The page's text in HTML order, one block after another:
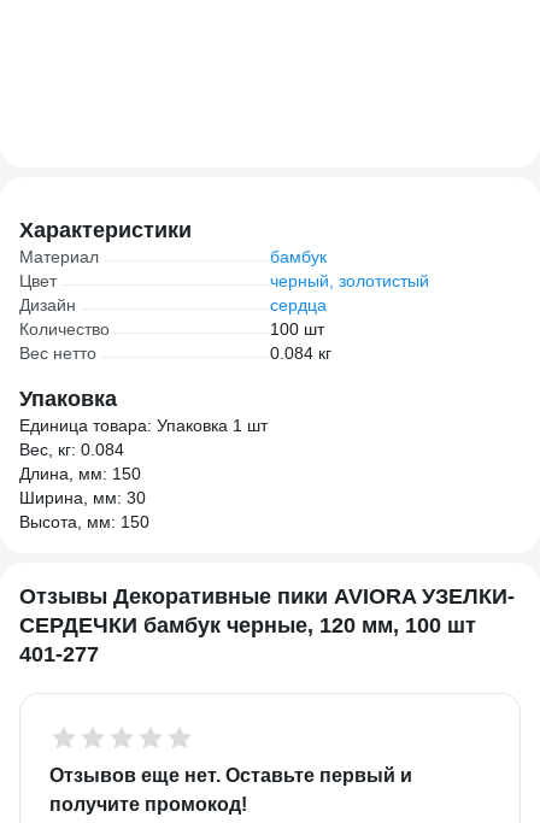
Характеристики
Материал
бамбук
Цвет
черный, золотистый
Дизайн
сердца
Количество
100 шт
Вес нетто
0.084 кг
Упаковка
Единица товара: Упаковка 1 шт
Вес, кг: 0.084
Длина, мм: 150
Ширина, мм: 30
Высота, мм: 150
Отзывы Декоративные пики AVIORA УЗЕЛКИ-
СЕРДЕЧКИ бамбук черные, 120 мм, 100 шт
401-277
Отзывов еще нет. Оставьте первый и
получите промокод!